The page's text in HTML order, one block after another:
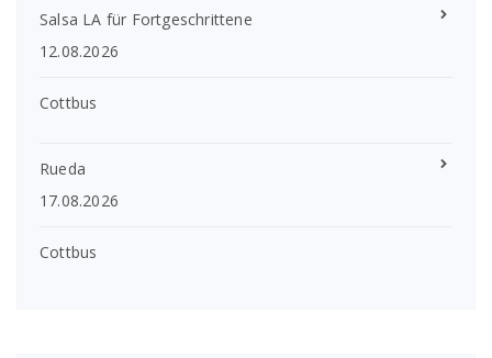
Salsa LA für Fortgeschrittene
12.08.2026
Cottbus
Rueda
17.08.2026
Cottbus